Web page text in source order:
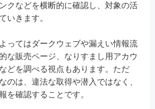
クなどを横断的に確認し、対象の活
いきます。
ってはダークウェブや漏えい情報流
な販売ページ、なりすまし用アカウ
どを調べる視点もあります。ただ
のは、違法な取得や潜入ではなく、
を確認することです。